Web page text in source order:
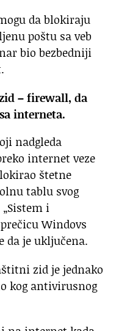
da blokiraju
poštu sa veb
bio bezbedniji
– firewall, da
interneta.
nadgleda
internet veze
štetne
tablu svog
i
Windovs
da je uključena.
zid je jednako
kog antivirusnog